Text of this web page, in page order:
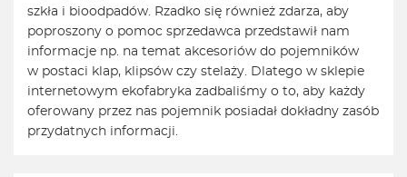
szkła i bioodpadów. Rzadko się również zdarza, aby
poproszony o pomoc sprzedawca przedstawił nam
informacje np. na temat akcesoriów do pojemników
w postaci klap, klipsów czy stelaży. Dlatego w sklepie
internetowym ekofabryka zadbaliśmy o to, aby każdy
oferowany przez nas pojemnik posiadał dokładny zasób
przydatnych informacji.